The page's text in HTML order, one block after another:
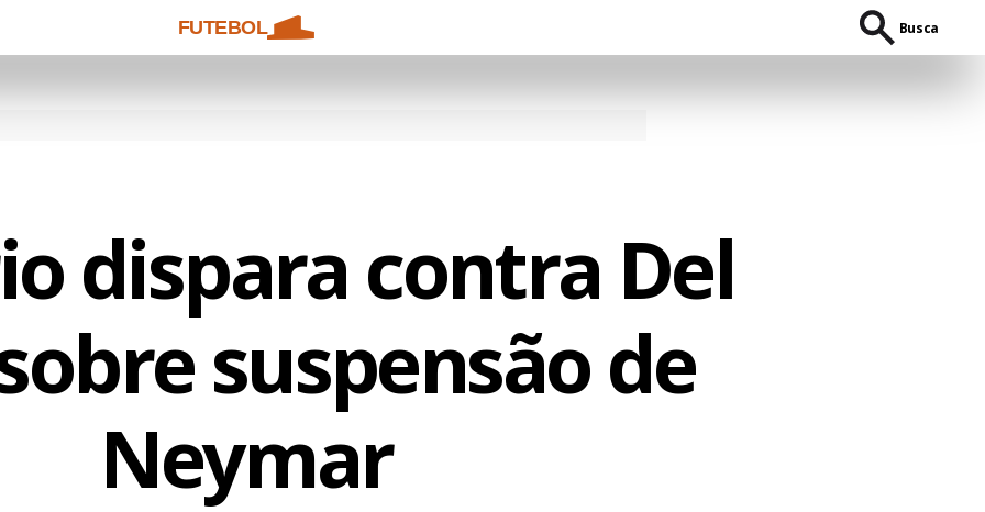
FUTEBOL Busca
dispara contra Del
suspensão de
Neymar